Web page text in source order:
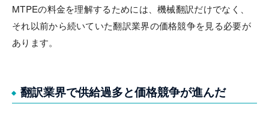
MTPEの料金を理解するためには、機械翻訳だけでなく、
それ以前から続いていた翻訳業界の価格競争を見る必要が
あります。
翻訳業界で供給過多と価格競争が進んだ